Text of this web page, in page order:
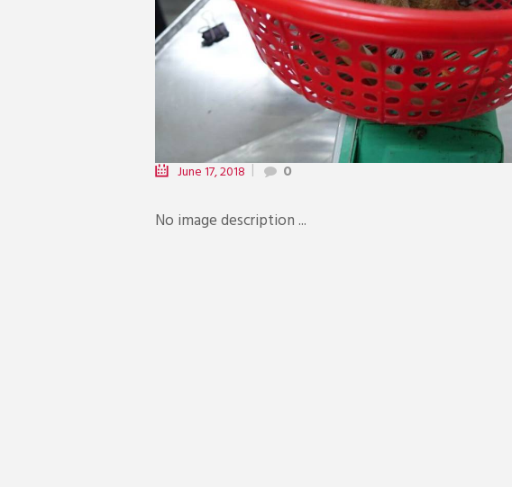
June 17, 2018 0
No image description ...